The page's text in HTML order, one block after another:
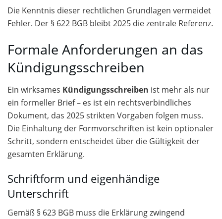
Die Kenntnis dieser rechtlichen Grundlagen vermeidet
Fehler. Der § 622 BGB bleibt 2025 die zentrale Referenz.
Formale Anforderungen an das
Kündigungsschreiben
Ein wirksames Kündigungsschreiben ist mehr als nur
ein formeller Brief – es ist ein rechtsverbindliches
Dokument, das 2025 strikten Vorgaben folgen muss.
Die Einhaltung der Formvorschriften ist kein optionaler
Schritt, sondern entscheidet über die Gültigkeit der
gesamten Erklärung.
Schriftform und eigenhändige
Unterschrift
Gemäß § 623 BGB muss die Erklärung zwingend